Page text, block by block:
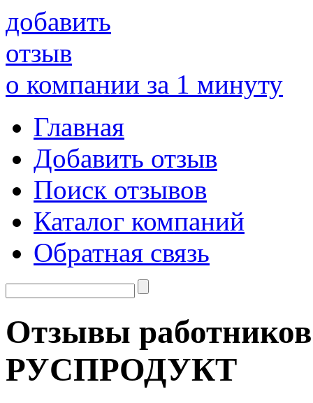
добавить
отзыв
о компании за 1 минуту
Главная
Добавить отзыв
Поиск отзывов
Каталог компаний
Обратная связь
Отзывы
РУСПРОДУКТ